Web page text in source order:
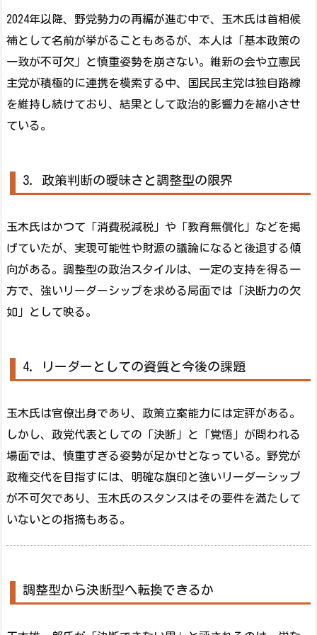
2024年以降、野党勢力の再編が進む中で、玉木氏は首相候
補として名前が挙がることもあるが、本人は「基本政策の
一致が不可欠」と慎重姿勢を崩さない。維新の会や立憲民
主党が積極的に連携を模索する中、国民民主党は独自路線
を維持し続けており、結果として政治的影響力を縮小させ
ている。
3. 政策判断の曖昧さと調整型の限界
玉木氏はかつて「消費税減税」や「教育無償化」などを掲
げていたが、実現可能性や財源の議論になると後退する傾
向がある。調整型の政治スタイルは、一定の支持を得る一
方で、強いリーダーシップを求める局面では「決断力の欠
如」として映る。
4. リーダーとしての資質と今後の課題
玉木氏は官僚出身であり、政策立案能力には定評がある。
しかし、政党代表としての「決断」と「覚悟」が問われる
場面では、慎重すぎる姿勢が足かせとなっている。野党が
政権交代を目指すには、明確な旗印と強いリーダーシップ
が不可欠であり、玉木氏のスタンスはその要件を満たして
いないとの指摘もある。
調整型から決断型へ転換できるか